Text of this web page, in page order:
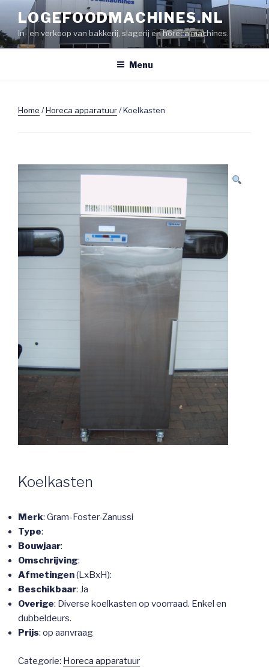
inhoud
springen
LOGEFOODMACHINES.NL
In- en verkoop van bakkerij, slagerij en horeca machines.
Menu
Home /Horeca apparatuur/ Koelkasten
Koelkasten
Merk: Gram-Foster-Zanussi
Type:
Bouwjaar:
Omschrijving:
Afmetingen(LxBxH):
Beschikbaar: Ja
Overige: Diverse koelkasten op voorraad. Enkel en
dubbeldeurs.
Prijs: op aanvraag
Categorie: Horeca apparatuur